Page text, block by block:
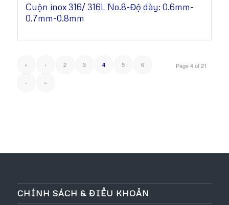
Cuộn inox 316/ 316L No.8-Độ dày: 0.6mm-
0.7mm-0.8mm
Page 4 of 21
« ‹ 2 3 4 5 6
› »
CHÍNH SÁCH & ĐIỀU KHOẢN